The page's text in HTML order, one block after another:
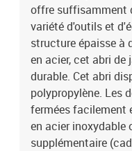
marron /
acierAvec languettes et
doublesAvec porte double
puits de lumièrePlancher
jusqu'à 100 kg /
inoxydable (serrure non
maintenanceAssemblage
entretienAspect
1 fenêtre qui peut être
offre suffisamment
variété d'outils et
structure épaisse à
en acier, cet abri
durable. Cet abri
polypropylène. Les
fermées facilement
en acier inoxydable
supplémentaire